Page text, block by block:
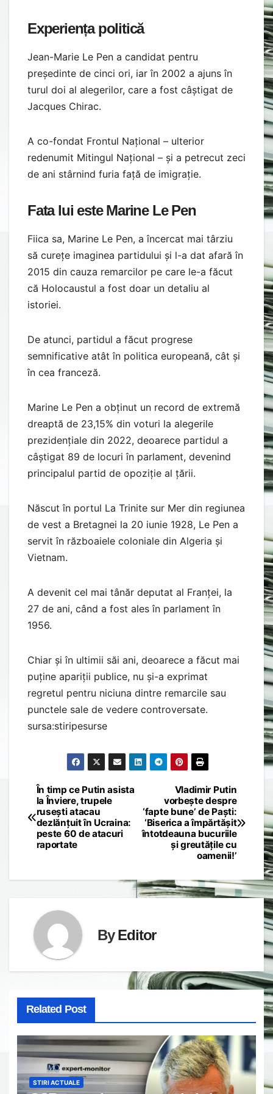
Experiența politică
Jean-Marie Le Pen a candidat pentru
președinte de cinci ori, iar în 2002 a ajuns în
turul doi al alegerilor, care a fost câștigat de
Jacques Chirac.
A co-fondat Frontul Național – ulterior
redenumit Mitingul Național – și a petrecut zeci
de ani stârnind furia față de imigrație.
Fata lui este Marine Le Pen
Fiica sa, Marine Le Pen, a încercat mai târziu
să curețe imaginea partidului și l-a dat afară în
2015 din cauza remarcilor pe care le-a făcut
că Holocaustul a fost doar un detaliu al
istoriei.
De atunci, partidul a făcut progrese
semnificative atât în ​​politica europeană, cât și
în cea franceză.
Marine Le Pen a obținut un record de extremă
dreaptă de 23,15% din voturi la alegerile
prezidențiale din 2022, deoarece partidul a
câștigat 89 de locuri în parlament, devenind
principalul partid de opoziție al țării.
Născut în portul La Trinite sur Mer din regiunea
de vest a Bretagnei la 20 iunie 1928, Le Pen a
servit în războaiele coloniale din Algeria și
Vietnam.
A devenit cel mai tânăr deputat al Franței, la
27 de ani, când a fost ales în parlament în
1956.
Chiar și în ultimii săi ani, deoarece a făcut mai
puține apariții publice, nu și-a exprimat
regretul pentru niciuna dintre remarcile sau
punctele sale de vedere controversate.
sursa:stiripesurse
Post
navigation
Vladimir Putin
vorbește despre
‘fapte bune’ de Paști:
‘Biserica a împărtășit
întotdeauna bucuriile
și greutățile cu
oamenii!’
În timp ce Putin asista
la Înviere, trupele
rusești atacau
dezlănțuit în Ucraina:
peste 60 de atacuri
raportate
ByEditor
Related Post
STIRI ACTUALE